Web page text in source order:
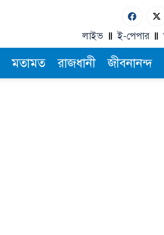
লাইভ ই-পেপার
মতামত রাজধানী জীবনানন্দ